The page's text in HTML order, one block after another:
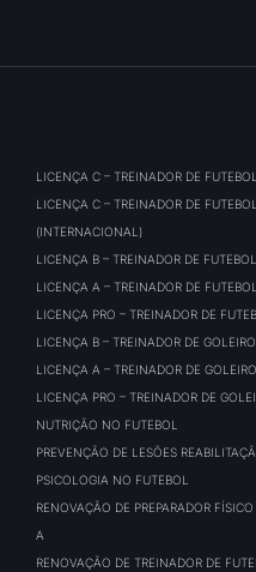
LICENÇA C – TREINADOR DE FUTEBOL
LICENÇA C – TREINADOR DE FUTEBOL
(INTERNACIONAL)
LICENÇA B – TREINADOR DE FUTEBOL
LICENÇA A – TREINADOR DE FUTEBOL
LICENÇA PRO – TREINADOR DE
LICENÇA B – TREINADOR DE
LICENÇA A – TREINADOR DE
LICENÇA PRO – TREINADOR DE
NUTRIÇÃO NO FUTEBOL
PREVENÇÃO DE LESÕES
PSICOLOGIA NO FUTEBOL
RENOVAÇÃO DE PREPARADOR
A
RENOVAÇÃO DE TREINADOR DE